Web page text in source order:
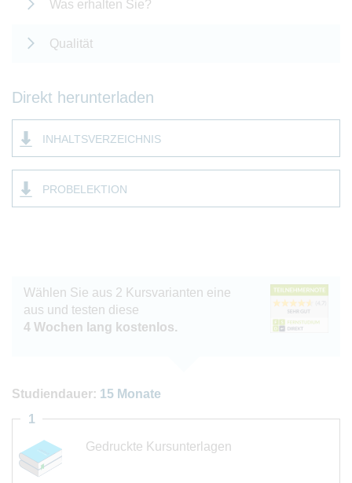
Was erhalten Sie?
Qualität
Direkt herunterladen
INHALTSVERZEICHNIS
PROBELEKTION
Wählen Sie aus 2 Kursvarianten eine
aus und testen diese
4 Wochen lang kostenlos.
Studiendauer: 15 Monate
Gedruckte Kursunterlagen
1